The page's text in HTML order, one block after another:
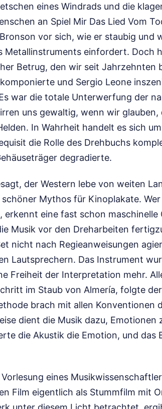
eines Windrads und die
an Spiel Mir Das Lied Vom
vor sich, wie er staubig und
Metallinstruments einfordert. Doch
Betrug, den wir seit Jahrzehnten
und Sergio Leone
war die totale Unterwerfung der
uns gewaltig, wenn wir
In Wahrheit handelt es sich
die Rolle des Drehbuchs
degradierte.
der Western lebe von weiten
schöner Mythos für Kinoplakate.
erkennt eine fast schon maschinelle
Musik vor den Dreharbeiten
nicht nach Regieanweisungen
Lautsprechern. Das Instrument
Freiheit der Interpretation mehr.
im Staub von Almería, folgte
brach mit allen Konventionen
dient die Musik dazu, Emotionen
die Akustik die Emotion, und das
eines
Film eigentlich als Stummfilm mit